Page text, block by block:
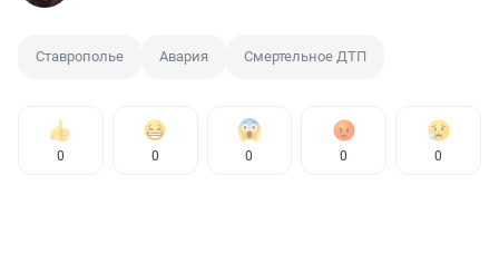
Ставрополье Авария Смертельное ДТП
0 0 0 0 0